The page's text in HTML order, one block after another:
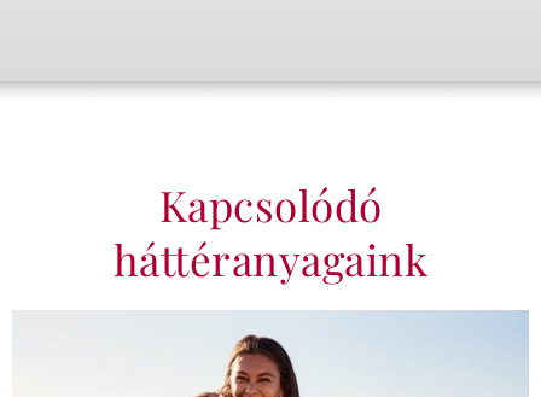
Kapcsolódó
háttéranyagaink